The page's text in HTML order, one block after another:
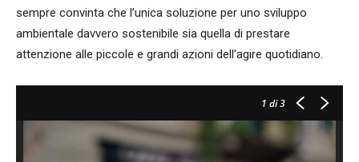
sempre convinta che l’unica soluzione per uno sviluppo
ambientale davvero sostenibile sia quella di prestare
attenzione alle piccole e grandi azioni dell’agire quotidiano.
1 di 3